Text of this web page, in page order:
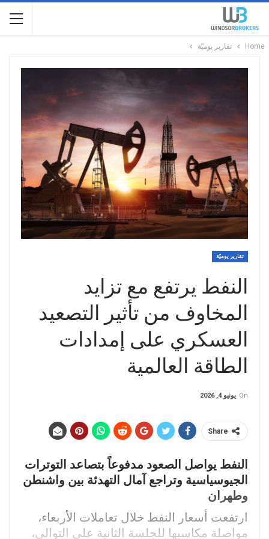
Home تقارير يوميّة
تقارير يوميّة
النفط يرتفع مع تزايد
المخاوف من تأثير التصعيد
العسكري على إمدادات
الطاقة العالمية
On يونيو 4, 2026
Share
النفط يواصل الصعود مدفوعاً بتصاعد التوترات
الجيوسياسية وتراجع آمال التهدئة بين واشنطن
وطهران
ارتفعت أسعار النفط خلال تعاملات الأربعاء،
مواصلة مكاسبها للجلسة الثانية على التوالي،